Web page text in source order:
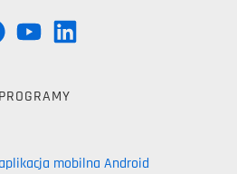
PROGRAMY
mobilna Android